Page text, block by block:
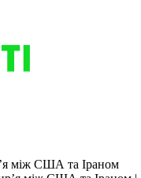
між США та Іраном